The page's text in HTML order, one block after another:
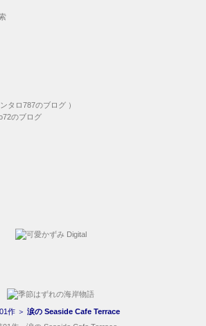
タロ787のブログ ）
のブログ
作 ＞ 涙の Seaside Cafe Terrace